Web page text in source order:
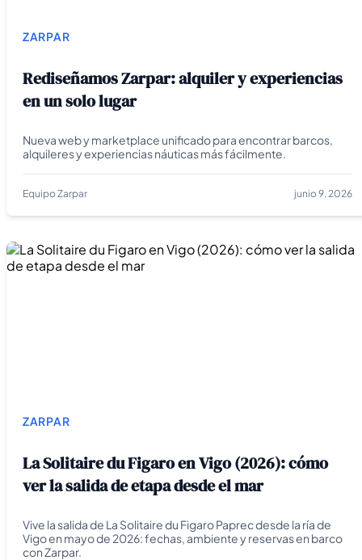
ZARPAR
Rediseñamos Zarpar: alquiler y experiencias
en un solo lugar
Nueva web y marketplace unificado para encontrar barcos,
alquileres y experiencias náuticas más fácilmente.
Equipo Zarpar junio 9, 2026
ZARPAR
La Solitaire du Figaro en Vigo (2026): cómo
ver la salida de etapa desde el mar
Vive la salida de La Solitaire du Figaro Paprec desde la ría de
Vigo en mayo de 2026: fechas, ambiente y reservas en barco
con Zarpar.